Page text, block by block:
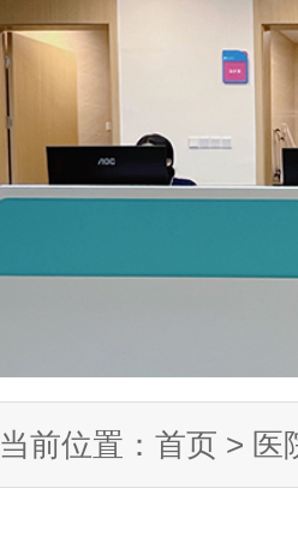
当前位置： 首页 > 医